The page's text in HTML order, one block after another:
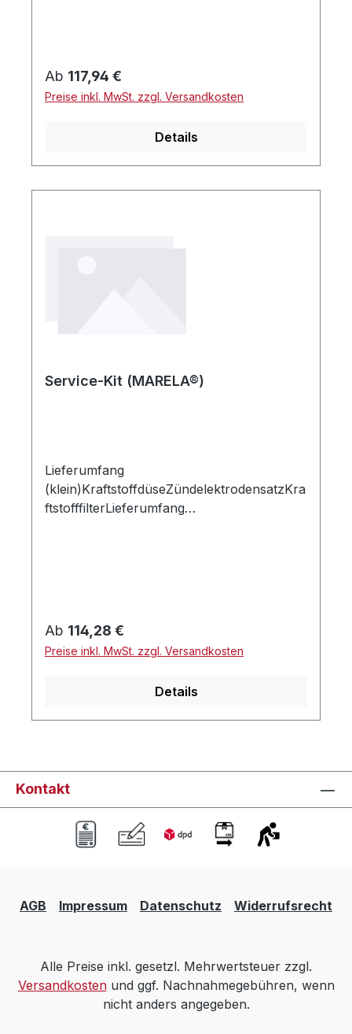
Regulärer Preis:
Ab 117,94 €
Preise inkl. MwSt. zzgl. Versandkosten
Details
Service-Kit (MARELA®)
Lieferumfang
(klein)KraftstoffdüseZündelektrodensatzKra
ftstofffilterLieferumfang
Regulärer Preis:
Ab 114,28 €
Preise inkl. MwSt. zzgl. Versandkosten
Details
Kontakt
AGB Impressum Datenschutz Widerrufsrecht
Alle Preise inkl. gesetzl. Mehrwertsteuer zzgl.
Versandkostenund ggf. Nachnahmegebühren, wenn
nicht anders angegeben.